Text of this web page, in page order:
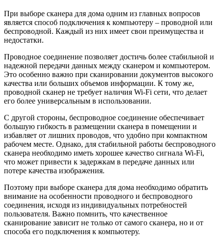
При выборе сканера для дома одним из главных вопросов
является способ подключения к компьютеру – проводной или
беспроводной. Каждый из них имеет свои преимущества и
недостатки.
Проводное соединение позволяет достичь более стабильной и
надежной передачи данных между сканером и компьютером.
Это особенно важно при сканировании документов высокого
качества или больших объемов информации. К тому же,
проводной сканер не требует наличия Wi-Fi сети, что делает
его более универсальным в использовании.
С другой стороны, беспроводное соединение обеспечивает
большую гибкость в размещении сканера в помещении и
избавляет от лишних проводов, что удобно при компактном
рабочем месте. Однако, для стабильной работы беспроводного
сканера необходимо иметь хорошее качество сигнала Wi-Fi,
что может привести к задержкам в передаче данных или
потере качества изображения.
Поэтому при выборе сканера для дома необходимо обратить
внимание на особенности проводного и беспроводного
соединения, исходя из индивидуальных потребностей
пользователя. Важно помнить, что качественное
сканирование зависит не только от самого сканера, но и от
способа его подключения к компьютеру.